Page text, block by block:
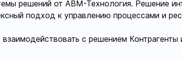
решений от АВМ-Технология. Решение
подход к управлению процессами и
с решением Контрагенты